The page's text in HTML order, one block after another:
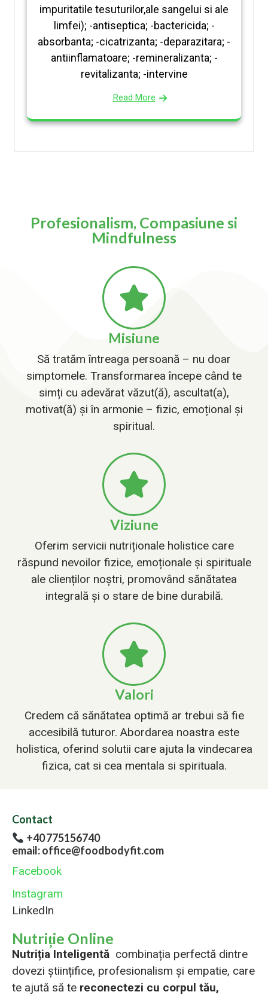
impuritatile tesuturilor,ale sangelui si ale
limfei); -antiseptica; -bactericida; -
absorbanta; -cicatrizanta; -deparazitara; -
antiinflamatoare; -remineralizanta; -
revitalizanta; -intervine
Read More
Profesionalism, Compasiune si
Mindfulness
Misiune
Să tratăm întreaga persoană – nu doar
simptomele. Transformarea începe când te
simți cu adevărat văzut(ă), ascultat(a),
motivat(ă) și în armonie – fizic, emoțional și
spiritual.
Viziune
Oferim servicii nutriționale holistice care
răspund nevoilor fizice, emoționale și spirituale
ale clienților noștri, promovând sănătatea
integrală și o stare de bine durabilă.
Valori
Credem că sănătatea optimă ar trebui să fie
accesibilă tuturor. Abordarea noastra este
holistica, oferind solutii care ajuta la vindecarea
fizica, cat si cea mentala si spirituala.
Contact
+40 775156740
email: office@foodbodyfit.com
Facebook
Instagram
LinkedIn
Nutriție Online
Nutriția Inteligentă combinația perfectă dintre
dovezi științifice, profesionalism și empatie, care
te ajută să te reconectezi cu corpul tău,